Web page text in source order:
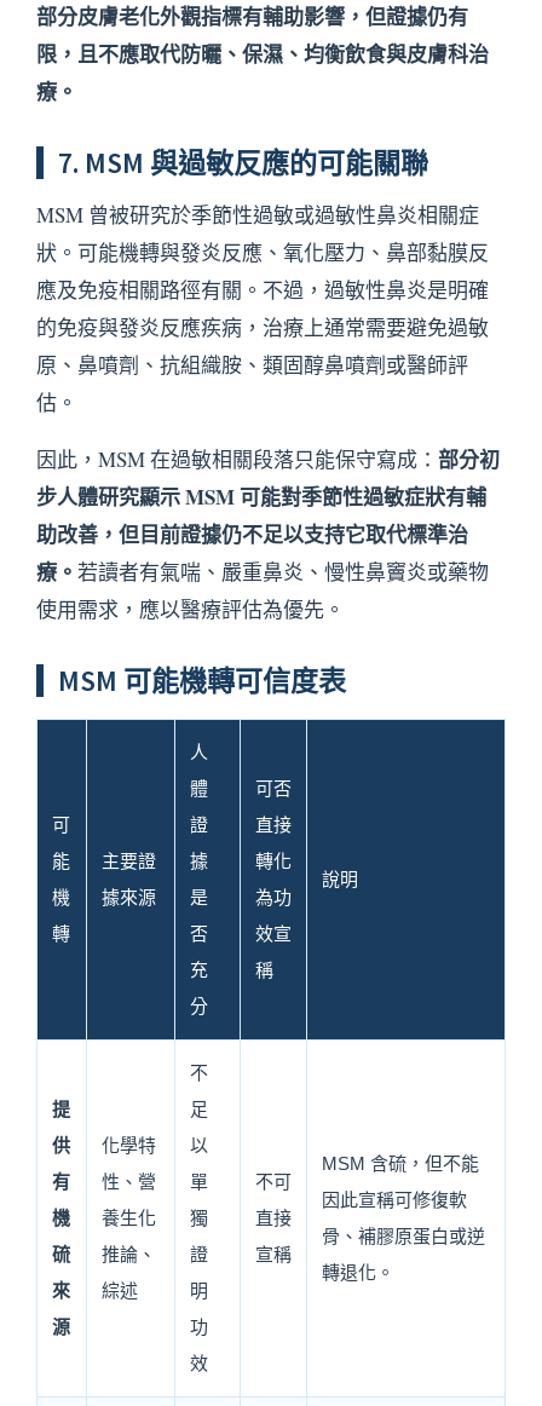
部分皮膚老化外觀指標有輔助影響，但證據仍有
限，且不應取代防曬、保濕、均衡飲食與皮膚科治
療。
7. MSM 與過敏反應的可能關聯
MSM 曾被研究於季節性過敏或過敏性鼻炎相關症
狀。可能機轉與發炎反應、氧化壓力、鼻部黏膜反
應及免疫相關路徑有關。不過，過敏性鼻炎是明確
的免疫與發炎反應疾病，治療上通常需要避免過敏
原、鼻噴劑、抗組織胺、類固醇鼻噴劑或醫師評
估。
因此，MSM 在過敏相關段落只能保守寫成： 部分初
步人體研究顯示 MSM 可能對季節性過敏症狀有輔
助改善，但目前證據仍不足以支持它取代標準治
療。 若讀者有氣喘、嚴重鼻炎、慢性鼻竇炎或藥物
使用需求，應以醫療評估為優先。
MSM 可能機轉可信度表
可
能
機
轉
主要證
據來源
人
體
證
據
是
否
充
分
可否
直接
轉化
為功
效宣
稱
說明
提
供
有
機
硫
來
源
化學特
性、營
養生化
推論、
綜述
不
足
以
單
獨
證
明
功
效
不可
直接
宣稱
MSM 含硫，但不能
因此宣稱可修復軟
骨、補膠原蛋白或逆
轉退化。